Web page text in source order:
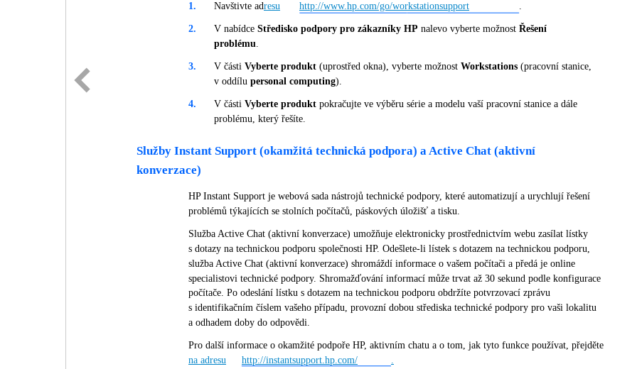
1. Navštivte adresu http://www.hp.com/go/workstationsupport .
2. V nabídce Středisko podpory pro zákazníky HP nalevo vyberte možnost Řešení
problému.
3. V části Vyberte produkt (uprostřed okna), vyberte možnost Workstations (pracovní stanice,
v oddílu personal computing).
4. V části Vyberte produkt pokračujte ve výběru série a modelu vaší pracovní stanice a dále
problému, který řešíte.
Služby Instant Support (okamžitá technická podpora) a Active Chat (aktivní
konverzace)
HP Instant Support je webová sada nástrojů technické podpory, které automatizují a urychlují řešení
problémů týkajících se stolních počítačů, páskových úložišť a tisku.
Služba Active Chat (aktivní konverzace) umožňuje elektronicky prostřednictvím webu zasílat lístky
s dotazy na technickou podporu společnosti HP. Odešlete-li lístek s dotazem na technickou podporu,
služba Active Chat (aktivní konverzace) shromáždí informace o vašem počítači a předá je online
specialistovi technické podpory. Shromažďování informací může trvat až 30 sekund podle konfigurace
počítače. Po odeslání lístku s dotazem na technickou podporu obdržíte potvrzovací zprávu
s identifikačním číslem vašeho případu, provozní dobou střediska technické podpory pro vaši lokalitu
a odhadem doby do odpovědi.
Pro další informace o okamžité podpoře HP, aktivním chatu a o tom, jak tyto funkce používat, přejděte
na adresu
http://instantsupport.hp.com/ .